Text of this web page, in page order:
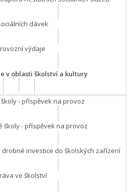
dávek
výdaje
v oblasti školství a kultury
- příspěvek na provoz
školy - příspěvek na provoz
drobné investice do školských zařízení
ve školství